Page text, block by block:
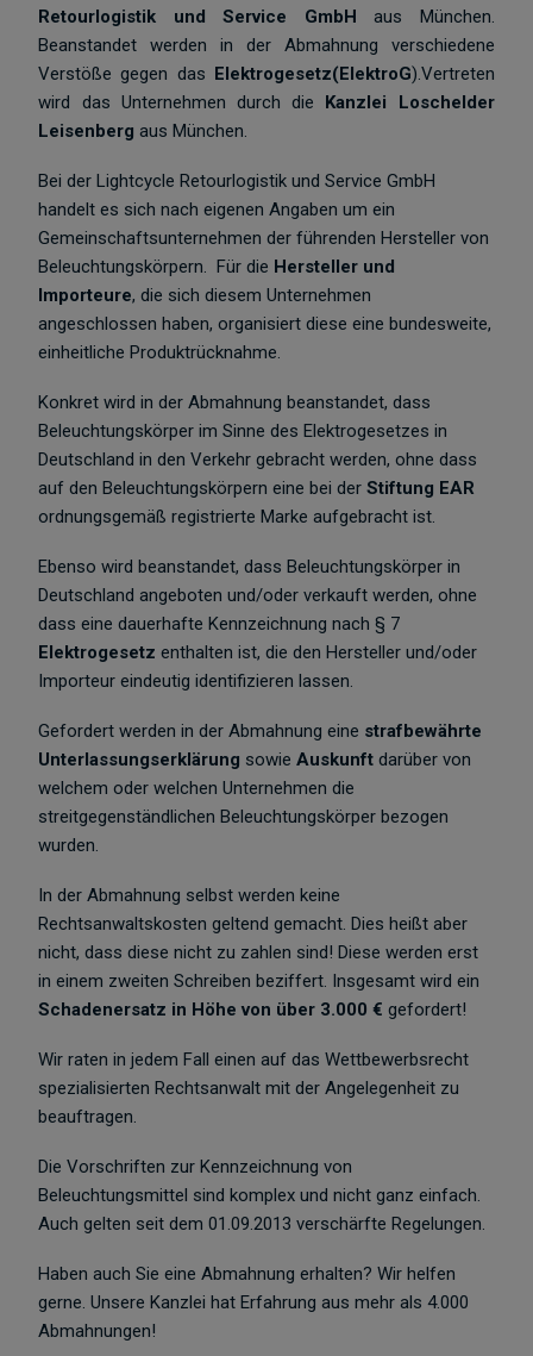
Retourlogistik und Service GmbH aus München.
Beanstandet werden in der Abmahnung verschiedene
Verstöße gegen das Elektrogesetz(ElektroG).Vertreten
wird das Unternehmen durch die Kanzlei Loschelder
Leisenberg aus München.
Bei der Lightcycle Retourlogistik und Service GmbH
handelt es sich nach eigenen Angaben um ein
Gemeinschaftsunternehmen der führenden Hersteller von
Beleuchtungskörpern. Für die Hersteller und
Importeure, die sich diesem Unternehmen
angeschlossen haben, organisiert diese eine bundesweite,
einheitliche Produktrücknahme.
Konkret wird in der Abmahnung beanstandet, dass
Beleuchtungskörper im Sinne des Elektrogesetzes in
Deutschland in den Verkehr gebracht werden, ohne dass
auf den Beleuchtungskörpern eine bei derStiftung EAR
ordnungsgemäß registrierte Marke aufgebracht ist.
Ebenso wird beanstandet, dass Beleuchtungskörper in
Deutschland angeboten und/oder verkauft werden, ohne
dass eine dauerhafte Kennzeichnung nach § 7
Elektrogesetzenthalten ist, die den Hersteller und/oder
Importeur eindeutig identifizieren lassen.
Gefordert werden in der Abmahnung eine strafbewährte
Unterlassungserklärung sowieAuskunftdarüber von
welchem oder welchen Unternehmen die
streitgegenständlichen Beleuchtungskörper bezogen
wurden.
In der Abmahnung selbst werden keine
Rechtsanwaltskosten geltend gemacht. Dies heißt aber
nicht, dass diese nicht zu zahlen sind! Diese werden erst
in einem zweiten Schreiben beziffert. Insgesamt wird ein
Schadenersatz in Höhe von über 3.000 €gefordert!
Wir raten in jedem Fall einen auf das Wettbewerbsrecht
spezialisierten Rechtsanwalt mit der Angelegenheit zu
beauftragen.
Die Vorschriften zur Kennzeichnung von
Beleuchtungsmittel sind komplex und nicht ganz einfach.
Auch gelten seit dem 01.09.2013 verschärfte Regelungen.
Haben auch Sie eine Abmahnung erhalten? Wir helfen
gerne. Unsere Kanzlei hat Erfahrung aus mehr als 4.000
Abmahnungen!